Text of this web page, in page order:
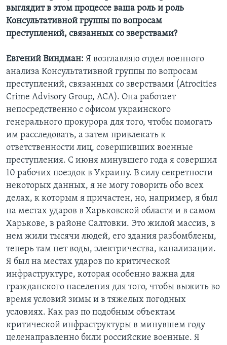
выглядит в этом процессе ваша роль и роль
Консультативной группы по вопросам
преступлений, связанных со зверствами?
Евгений Виндман: Я возглавляю отдел военного
анализа Консультативной группы по вопросам
преступлений, связанных со зверствами (Atrocities
Crime Advisory Group, ACA). Она работает
непосредственно с офисом украинского
генерального прокурора для того, чтобы помогать
им расследовать, а затем привлекать к
ответственности лиц, совершивших военные
преступления. С июня минувшего года я совершил
10 рабочих поездок в Украину. В силу секретности
некоторых данных, я не могу говорить обо всех
делах, к которым я причастен, но, например, я был
на местах ударов в Харьковской области и в самом
Харькове, в районе Салтовки. Это жилой массив, в
нем жили тысячи людей, его здания разбомблены,
теперь там нет воды, электричества, канализации.
Я был на местах ударов по критической
инфраструктуре, которая особенно важна для
гражданского населения для того, чтобы выжить во
время условий зимы и в тяжелых погодных
условиях. Как раз по подобным объектам
критической инфраструктуры в минувшем году
целенаправленно били российские военные. Я